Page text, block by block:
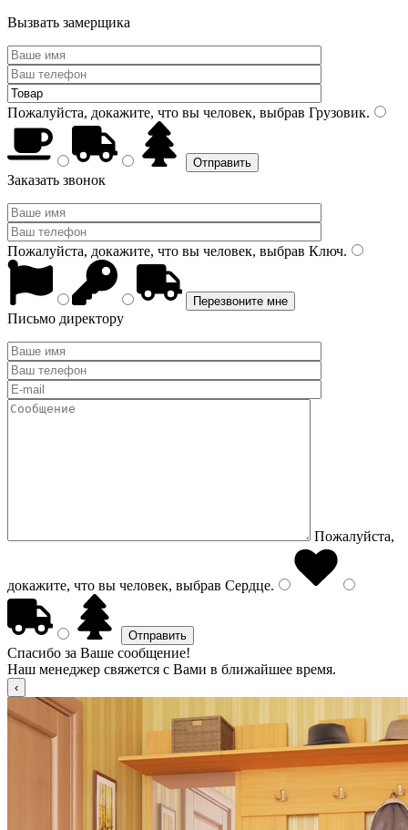
Вызвать замерщика
Пожалуйста, докажите, что вы человек, выбрав Грузовик.
Заказать звонок
Пожалуйста, докажите, что вы человек, выбрав Ключ.
Письмо директору
Пожалуйста,
докажите, что вы человек, выбрав Сердце.
Спасибо за Ваше сообщение!
Наш менеджер свяжется с Вами в ближайшее время.